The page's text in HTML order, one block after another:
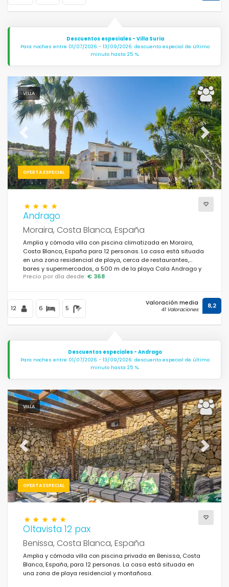
Descuentos especiales - Villa Suria
Para noches entre 01/07/2026 - 13/09/2026: descuento especial de último
minuto hasta 25 %.
VILLA
OFERTA ESPECIAL
Previous Next
Andrago
Moraira, Costa Blanca, España
Amplia y cómoda villa con piscina climatizada en Moraira,
Costa Blanca, España para 12 personas. La casa está situada
en una zona residencial de playa, cerca de restaurantes,
bares y supermercados, a 500 m de la playa Cala Andrago y
a 0.
Precio por día desde: € 368
12 6 5
Valoración media
41 Valoraciones 8,2
Descuentos especiales - Andrago
Para noches entre 01/07/2026 - 13/09/2026: descuento especial de último
minuto hasta 25 %.
VILLA
OFERTA ESPECIAL
Previous Next
Oltavista 12 pax
Benissa, Costa Blanca, España
Amplia y cómoda villa con piscina privada en Benissa, Costa
Blanca, España, para 12 personas. La casa está situada en
una zona de playa residencial y montañosa.